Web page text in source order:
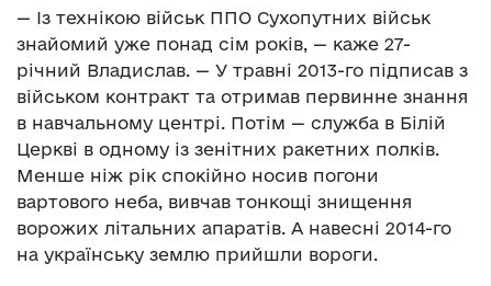
— Із технікою військ ППО Сухопутних військ
знайомий уже понад сім років, — каже 27-
річний Владислав. — У травні 2013-го підписав з
військом контракт та отримав первинне знання
в навчальному центрі. Потім — служба в Білій
Церкві в одному із зенітних ракетних полків.
Менше ніж рік спокійно носив погони
вартового неба, вивчав тонкощі знищення
ворожих літальних апаратів. А навесні 2014-го
на українську землю прийшли вороги.